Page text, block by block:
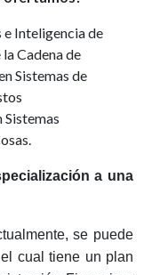
e Inteligencia de
Cadena de
Sistemas de
Sistemas
a una
se puede
cual tiene un plan